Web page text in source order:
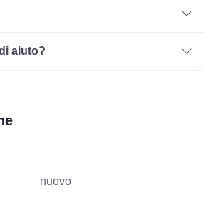
aiuto?
nuovo